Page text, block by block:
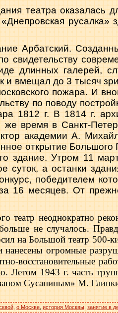
теа­тра оказалась
русалка»
Арбатский.
свидетельству
длин­ных галерей,
и вмещал до 3 тысяч
пожара. И
по поводу
1812 г. В 1814 г.
время в Санкт-
академии А.
открытие Большого
здание. Утром 11
суток, а останки
победителем
16 месяцев. От
театр неоднократно
не случалось.
на Большой театр 500-
нанесены огромные
восстановительные
Летом 1943 г. часть
Сусаниным» М.
о Москве история Москвы занятие в